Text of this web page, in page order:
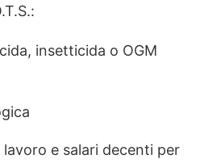
insetticida o OGM
e salari decenti per